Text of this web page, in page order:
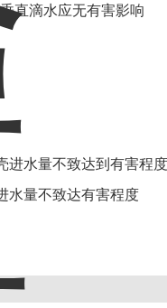
直滴水应无有害影响
进水量不致达到有害程度
水量不致达有害程度